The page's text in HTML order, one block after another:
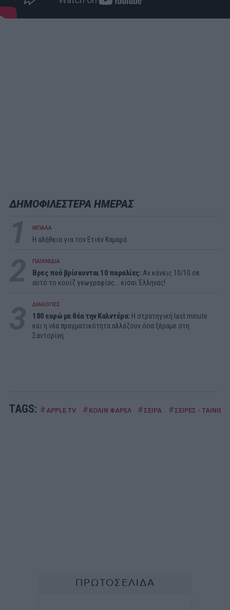
ΔΗΜΟΦΙΛΕΣΤΕΡΑ ΗΜΕΡΑΣ
ΜΠΑΛΑ
Η αλήθεια για τον Ετιέν Καμαρά
ΠΑΙΧΝΙΔΙΑ
Βρες πού βρίσκονται 10 παραλίες: Αν κάνεις 10/10 σε
αυτό το κουίζ γεωγραφίας... είσαι Έλληνας!
ΔΙΑΚΟΠΕΣ
180 ευρώ με θέα την Καλντέρα: Η στρατηγική last minute
και η νέα πραγματικότητα αλλάζουν όσα ξέραμε στη
Σαντορίνη
TAGS: # APPLE TV # ΚΟΛΙΝ ΦΑΡΕΛ #ΣΕΙΡΑ #ΣΕΙΡΕΣ - ΤΑΙΝΙΕΣ